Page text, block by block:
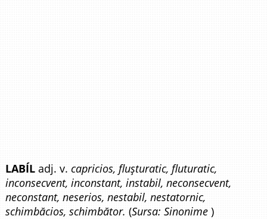
LABÍL adj. v.capricios, flușturatic, fluturatic,
inconsecvent, inconstant, instabil, neconsecvent,
neconstant, neserios, nestabil, nestatornic,
schimbăcios, schimbător. (Sursa: Sinonime )